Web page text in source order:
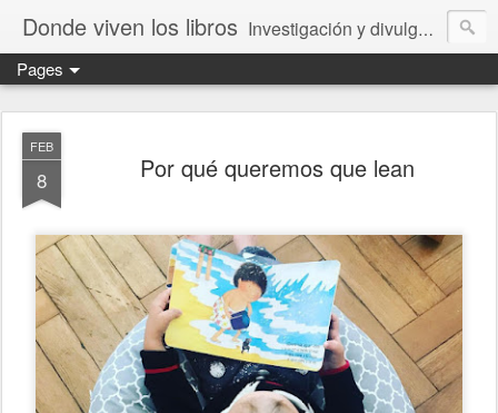
Donde viven los libros Investigación y divulgación de libros para niños y jóvenes. Librería especializada.
Pages
FEB
8 Por qué queremos que lean